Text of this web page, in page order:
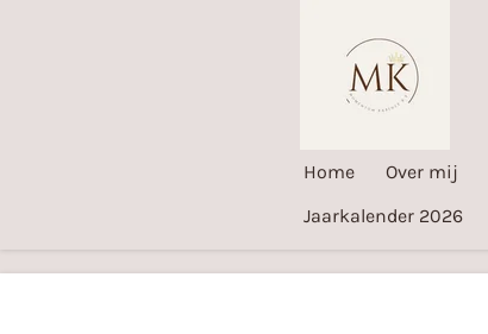
Home Over mij
Jaarkalender 2026